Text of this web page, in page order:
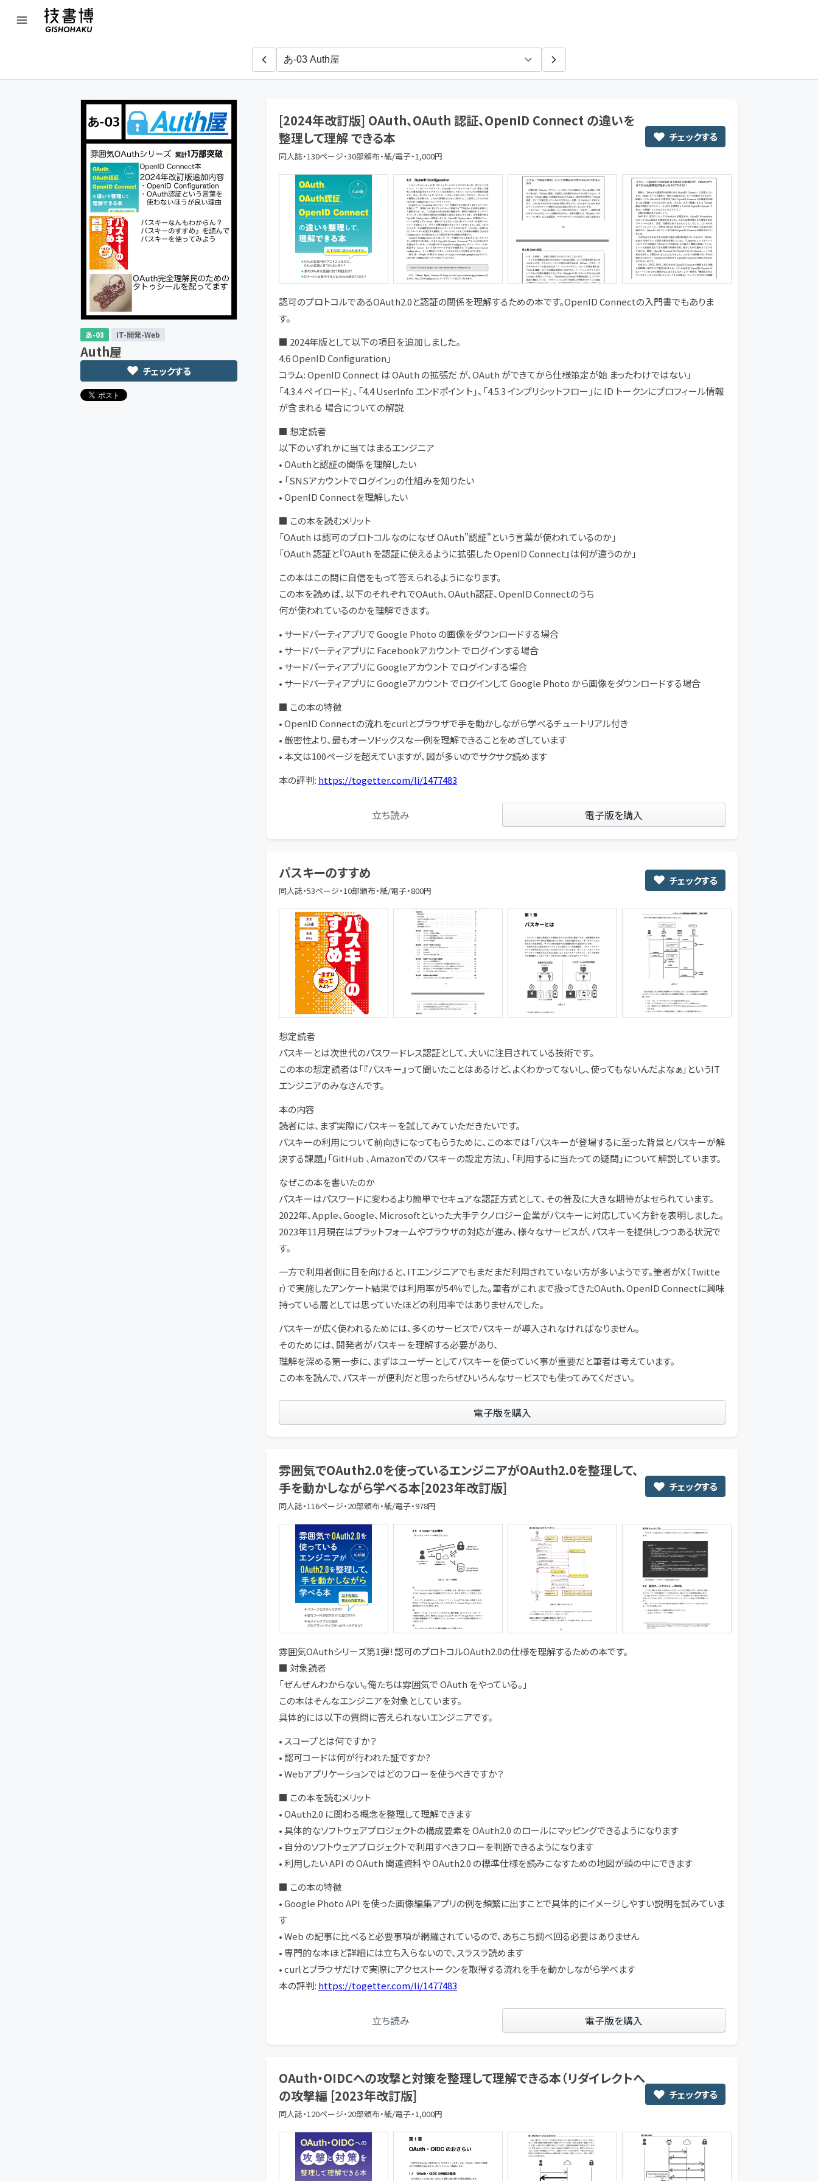
のみぞーん TeamJ
あ-03 IT-開発-Web
Auth屋
チェックする
[2024年改訂版] OAuth、OAuth 認証、OpenID Connect の違いを
整理して理解 できる本
同人誌・130ページ・30部頒布・紙/電子・1,000円
チェックする
認可のプロトコルであるOAuth2.0と認証の関係を理解するための本です。OpenID Connectの入門書でもありま
す。
■ 2024年版として以下の項目を追加しました。
4.6 OpenID Configuration」
コラム: OpenID Connect は OAuth の拡張だ が、OAuth ができてから仕様策定が始 まったわけではない」
「4.3.4 ペ イロード」、「4.4 UserInfo エンドポイン ト」、「4.5.3 インプリシットフロー」に ID トークンにプロフィール情報
が含まれる 場合についての解説
■ 想定読者
以下のいずれかに当てはまるエンジニア
• OAuthと認証の関係を理解したい
• 「SNSアカウントでログイン」の仕組みを知りたい
• OpenID Connectを理解したい
■ この本を読むメリット
「OAuth は認可のプロトコルなのになぜ OAuth"認証"という言葉が使われているのか」
「OAuth 認証と『OAuth を認証に使えるように拡張した OpenID Connect』は何が違うのか」
この本はこの問に自信をもって答えられるようになります。
この本を読めば、以下のそれぞれでOAuth、OAuth認証、OpenID Connectのうち
何が使われているのかを理解できます。
• サードパーティアプリで Google Photo の画像をダウンロードする場合
• サードパーティアプリに Facebookアカウント でログインする場合
• サードパーティアプリに Googleアカウント でログインする場合
• サードパーティアプリに Googleアカウント でログインして Google Photo から画像をダウンロードする場合
■ この本の特徴
• OpenID Connectの流れをcurlとブラウザで手を動かしながら学べるチュートリアル付き
• 厳密性より、最もオーソドックスな一例を理解できることをめざしています
• 本文は100ページを超えていますが、図が多いのでサクサク読めます
本の評判: https://togetter.com/li/1477483
立ち読み 電子版を購入
パスキーのすすめ
同人誌・53ページ・10部頒布・紙/電子・800円
チェックする
想定読者
パスキーとは次世代のパスワードレス認証として、大いに注目されている技術です。
この本の想定読者は「『パスキー』って聞いたことはあるけど、よくわかってないし、使ってもないんだよなぁ」というIT
エンジニアのみなさんです。
本の内容
読者には、まず実際にパスキーを試してみていただきたいです。
パスキーの利用について前向きになってもらうために、この本では「パスキーが登場するに至った背景とパスキーが解
決する課題」「GitHub 、Amazonでのパスキーの設定方法」、「利用するに当たっての疑問」について解説しています。
なぜこの本を書いたのか
パスキーはパスワードに変わるより簡単でセキュアな認証方式として、その普及に大きな期待がよせられています。
2022年、Apple、Google、Microsoftといった大手テクノロジー企業がパスキーに対応していく方針を表明しました。
2023年11月現在はプラットフォームやブラウザの対応が進み、様々なサービスが、パスキーを提供しつつある状況で
す。
一方で利用者側に目を向けると、ITエンジニアでもまだまだ利用されていない方が多いようです。筆者がX（Twitte
r）で実施したアンケート結果では利用率が54％でした。筆者がこれまで扱ってきたOAuth、OpenID Connectに興味
持っている層としては思っていたほどの利用率ではありませんでした。
パスキーが広く使われるためには、多くのサービスでパスキーが導入されなければなりません。
そのためには、開発者がパスキーを理解する必要があり、
理解を深める第一歩に、まずはユーザーとしてパスキーを使っていく事が重要だと筆者は考えています。
この本を読んで、パスキーが便利だと思ったらぜひいろんなサービスでも使ってみてください。
電子版を購入
雰囲気でOAuth2.0を使っているエンジニアがOAuth2.0を整理して、
手を動かしながら学べる本[2023年改訂版]
同人誌・116ページ・20部頒布・紙/電子・978円
チェックする
雰囲気OAuthシリーズ第1弾！認可のプロトコルOAuth2.0の仕様を理解するための本です。
■ 対象読者
「ぜんぜんわからない。俺たちは雰囲気で OAuth をやっている。」
この本はそんなエンジニアを対象としています。
具体的には以下の質問に答えられないエンジニアです。
• スコープとは何ですか？
• 認可コードは何が行われた証ですか?
• Webアプリケーションではどのフローを使うべきですか？
■ この本を読むメリット
• OAuth2.0 に関わる概念を整理して理解できます
• 具体的なソフトウェアプロジェクトの構成要素を OAuth2.0 のロールにマッピングできるようになります
• 自分のソフトウェアプロジェクトで利用すべきフローを判断できるようになります
• 利用したい API の OAuth 関連資料や OAuth2.0 の標準仕様を読みこなすための地図が頭の中にできます
■ この本の特徴
• Google Photo API を使った画像編集アプリの例を頻繁に出すことで具体的にイメージしやすい説明を試みていま
す
• Web の記事に比べると必要事項が網羅されているので、あちこち調べ回る必要はありません
• 専門的な本ほど詳細には立ち入らないので、スラスラ読めます
• curlとブラウザだけで実際にアクセストークンを取得する流れを手を動かしながら学べます
本の評判: https://togetter.com/li/1477483
立ち読み 電子版を購入
OAuth・OIDCへの攻撃と対策を整理して理解できる本（リダイレクトへ
の攻撃編 [2023年改訂版]
同人誌・120ページ・20部頒布・紙/電子・1,000円
チェックする